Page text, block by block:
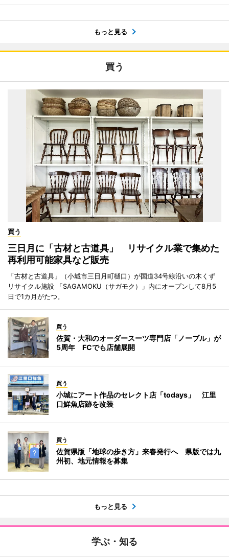
もっと見る
買う
買う
三日月に「古材と古道具」 リサイクル業で集めた
再利用可能家具など販売
「古材と古道具」（小城市三日月町樋口）が国道34号線沿いの木くず
リサイクル施設 「SAGAMOKU（サガモク）」内にオープンして8月5
日で1カ月がたつ。
買う
佐賀・大和のオーダースーツ専門店「ノーブル」が
5周年 FCでも店舗展開
買う
小城にアート作品のセレクト店「todays」 江里
口鮮魚店跡を改装
買う
佐賀県版「地球の歩き方」来春発行へ 県版では九
州初、地元情報を募集
もっと見る
学ぶ・知る